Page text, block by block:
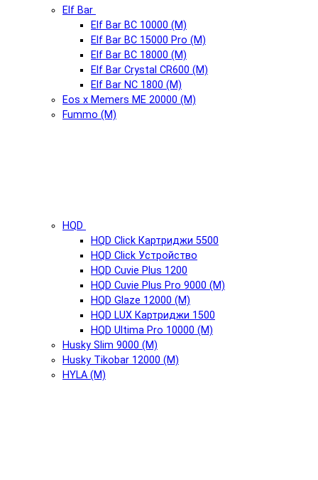
Elf Bar
Elf Bar BC 10000 (М)
Elf Bar BC 15000 Pro (М)
Elf Bar BC 18000 (М)
Elf Bar Crystal CR600 (М)
Elf Bar NC 1800 (М)
Eos x Memers ME 20000 (М)
Fummo (М)
HQD
HQD Click Картриджи 5500
HQD Click Устройство
HQD Cuvie Plus 1200
HQD Cuvie Plus Pro 9000 (М)
HQD Glaze 12000 (М)
HQD LUX Картриджи 1500
HQD Ultima Pro 10000 (М)
Husky Slim 9000 (М)
Husky Tikobar 12000 (М)
HYLA (М)